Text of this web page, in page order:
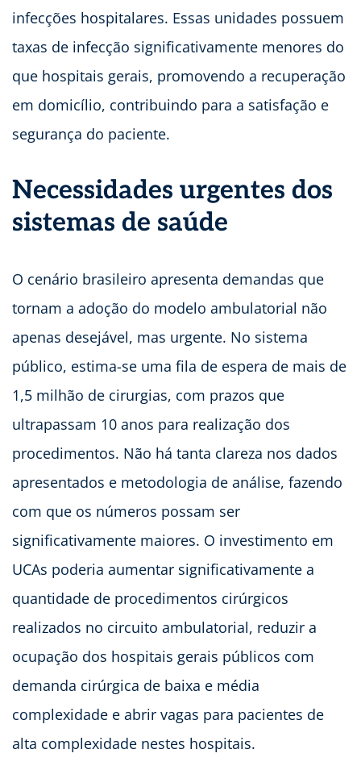
infecções hospitalares. Essas unidades possuem
taxas de infecção significativamente menores do
que hospitais gerais, promovendo a recuperação
em domicílio, contribuindo para a satisfação e
segurança do paciente.
Necessidades urgentes dos
sistemas de saúde
O cenário brasileiro apresenta demandas que
tornam a adoção do modelo ambulatorial não
apenas desejável, mas urgente. No sistema
público, estima-se uma fila de espera de mais de
1,5 milhão de cirurgias, com prazos que
ultrapassam 10 anos para realização dos
procedimentos. Não há tanta clareza nos dados
apresentados e metodologia de análise, fazendo
com que os números possam ser
significativamente maiores. O investimento em
UCAs poderia aumentar significativamente a
quantidade de procedimentos cirúrgicos
realizados no circuito ambulatorial, reduzir a
ocupação dos hospitais gerais públicos com
demanda cirúrgica de baixa e média
complexidade e abrir vagas para pacientes de
alta complexidade nestes hospitais.